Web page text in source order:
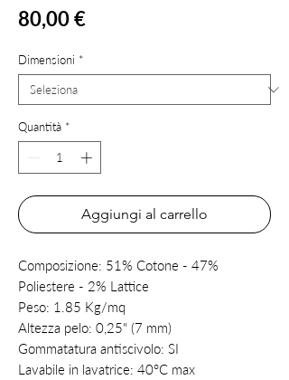
80,00 €Prezzo
Dimensioni *
Quantità *
Aggiungi al carrello
Composizione: 51% Cotone - 47%
Poliestere - 2% Lattice
Peso: 1.85 Kg/mq
Altezza pelo: 0,25" (7 mm)
Gommatatura antiscivolo: SI
Lavabile in lavatrice: 40°C max